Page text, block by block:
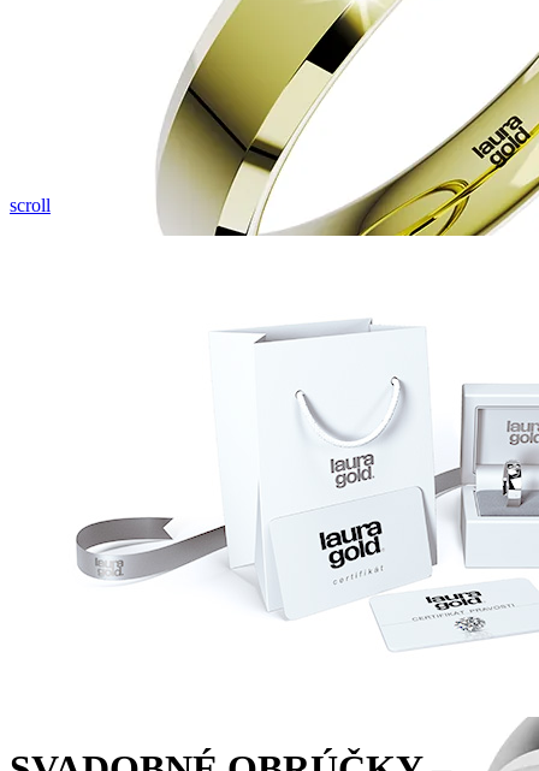
Symphony
Dokonalý lesk tradičného zlata s decentnou iskrou
kamienkov.
scroll